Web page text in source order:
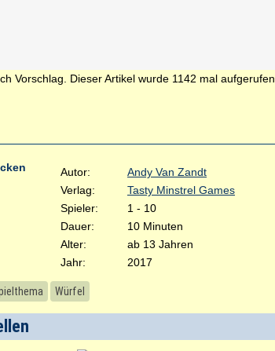
Vorschlag. Dieser Artikel wurde 1142 mal aufgerufen.
Autor:
Andy Van Zandt
Verlag:
Tasty Minstrel Games
Spieler:
1 - 10
Dauer:
10 Minuten
Alter:
ab 13 Jahren
Jahr:
2017
Würfel